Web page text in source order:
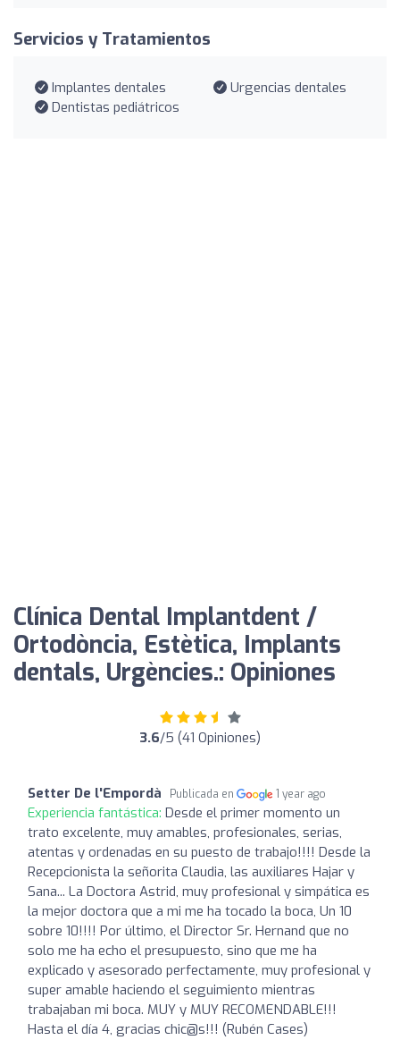
Servicios y Tratamientos
Implantes dentales
Urgencias dentales
Dentistas pediátricos
Clínica Dental Implantdent /
Ortodòncia, Estètica, Implants
dentals, Urgències.: Opiniones
3.6/5 (41 Opiniones)
Setter De l'Empordà Publicada en 1 year ago
Experiencia fantástica: Desde el primer momento un
trato excelente, muy amables, profesionales, serias,
atentas y ordenadas en su puesto de trabajo!!!! Desde la
Recepcionista la señorita Claudia, las auxiliares Hajar y
Sana... La Doctora Astrid, muy profesional y simpática es
la mejor doctora que a mi me ha tocado la boca, Un 10
sobre 10!!!! Por último, el Director Sr. Hernand que no
solo me ha echo el presupuesto, sino que me ha
explicado y asesorado perfectamente, muy profesional y
super amable haciendo el seguimiento mientras
trabajaban mi boca. MUY y MUY RECOMENDABLE!!!
Hasta el día 4, gracias chic@s!!! (Rubén Cases)